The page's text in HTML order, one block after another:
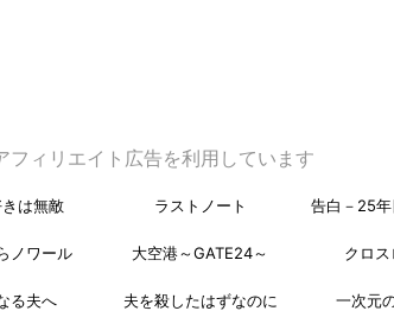
フィリエイト広告を利用しています
は無敵 ラストノート 告白－25年
ノワール 大空港～GATE24～ クロ
る夫へ 夫を殺したはずなのに 一次元